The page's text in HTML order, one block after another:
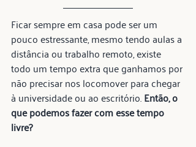
Ficar sempre em casa pode ser um
pouco estressante, mesmo tendo aulas a
distância ou trabalho remoto, existe
todo um tempo extra que ganhamos por
não precisar nos locomover para chegar
à universidade ou ao escritório. Então, o
que podemos fazer com esse tempo
livre?